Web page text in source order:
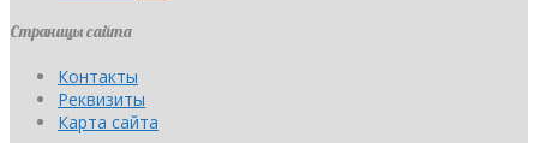
Страницы сайта
Контакты
Реквизиты
Карта сайта